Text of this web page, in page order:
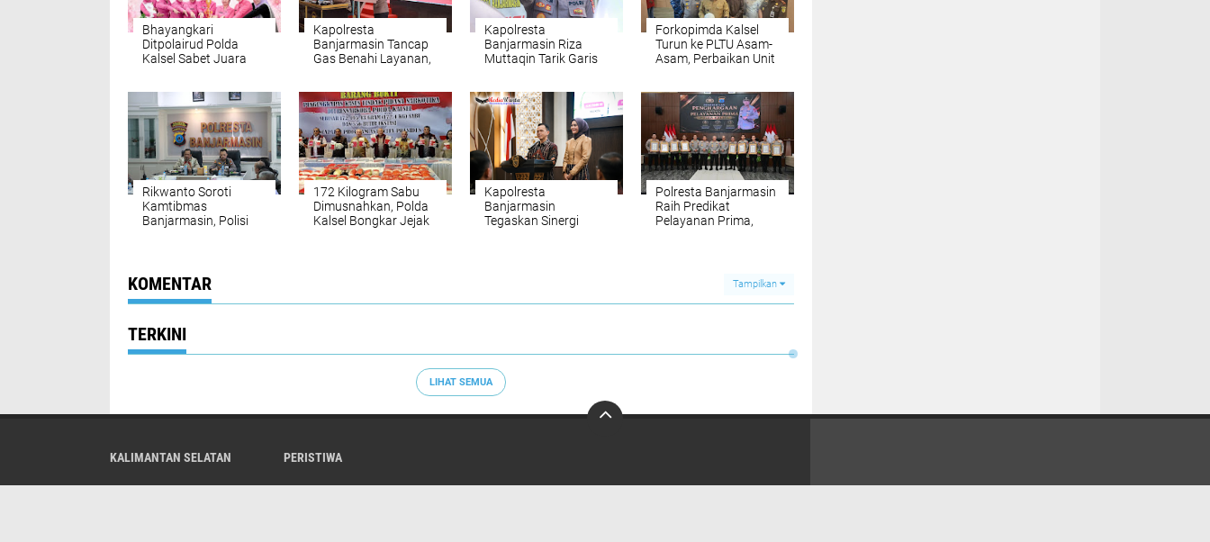
Bhayangkari
Ditpolairud Polda
Kalsel Sabet Juara
Kapolresta
Banjarmasin Tancap
Gas Benahi Layanan,
Kapolresta
Banjarmasin Riza
Muttaqin Tarik Garis
Nyambung dari Pusat
hingga Wilayah
Forkopimda Kalsel
Turun ke PLTU Asam-
Asam, Perbaikan Unit
Rikwanto Soroti
Kamtibmas
Banjarmasin, Polisi
172 Kilogram Sabu
Dimusnahkan, Polda
Kalsel Bongkar Jejak
Kapolresta
Banjarmasin
Tegaskan Sinergi
Polresta Banjarmasin
Raih Predikat
Pelayanan Prima,
KOMENTAR Tampilkan
TERKINI
LIHAT SEMUA
KALIMANTAN SELATAN PERISTIWA